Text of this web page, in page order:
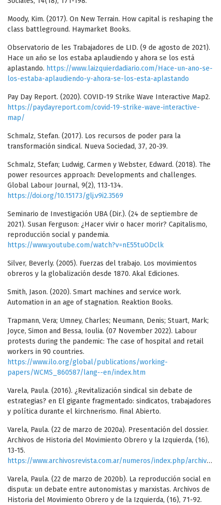
Moody, Kim. (2017). On New Terrain. How capital is reshaping the
class battleground. Haymarket Books.
Observatorio de les Trabajadores de LID. (9 de agosto de 2021).
Hace un año se los estaba aplaudiendo y ahora se los está
aplastando. https://www.laizquierdadiario.com/Hace-un-ano-se-
los-estaba-aplaudiendo-y-ahora-se-los-esta-aplastando
Pay Day Report. (2020). COVID-19 Strike Wave Interactive Map2.
https://paydayreport.com/covid-19-strike-wave-interactive-
map/
Schmalz, Stefan. (2017). Los recursos de poder para la
transformación sindical. Nueva Sociedad, 37, 20-39.
Schmalz, Stefan; Ludwig, Carmen y Webster, Edward. (2018). The
power resources approach: Developments and challenges.
Global Labour Journal, 9(2), 113-134.
https://doi.org/10.15173/glj.v9i2.3569
Seminario de Investigación UBA (Dir.). (24 de septiembre de
2021). Susan Ferguson: ¿Hacer vivir o hacer morir? Capitalismo,
reproducción social y pandemia.
https://www.youtube.com/watch?v=nE55tuODclk
Silver, Beverly. (2005). Fuerzas del trabajo. Los movimientos
obreros y la globalización desde 1870. Akal Ediciones.
Smith, Jason. (2020). Smart machines and service work.
Automation in an age of stagnation. Reaktion Books.
Trapmann, Vera; Umney, Charles; Neumann, Denis; Stuart, Mark;
Joyce, Simon and Bessa, Ioulia. (07 November 2022). Labour
protests during the pandemic: The case of hospital and retail
workers in 90 countries.
https://www.ilo.org/global/publications/working-
papers/WCMS_860587/lang--en/index.htm
Varela, Paula. (2016). ¿Revitalización sindical sin debate de
estrategias? en El gigante fragmentado: sindicatos, trabajadores
y política durante el kirchnerismo. Final Abierto.
Varela, Paula. (22 de marzo de 2020a). Presentación del dossier.
Archivos de Historia del Movimiento Obrero y la Izquierda, (16),
13-15.
https://www.archivosrevista.com.ar/numeros/index.php/archivos/article/view/245
Varela, Paula. (22 de marzo de 2020b). La reproducción social en
disputa: un debate entre autonomistas y marxistas. Archivos de
Historia del Movimiento Obrero y de la Izquierda, (16), 71-92.